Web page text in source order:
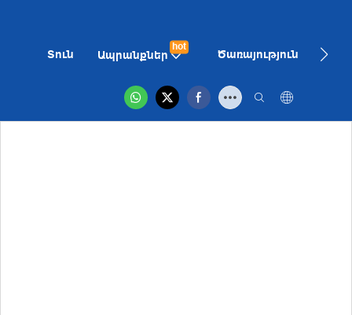
Տուն Ապրանքներ
hot
Ծառայություն Մեր